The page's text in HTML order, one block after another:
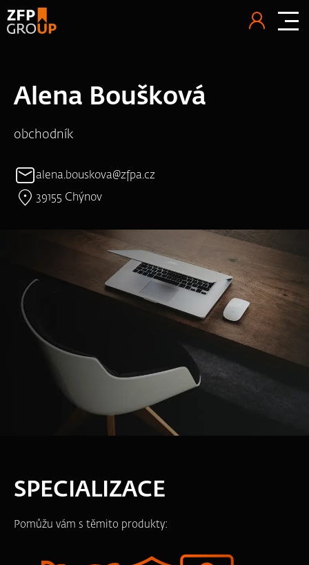
Alena Boušková
obchodník
alena.bouskova@zfpa.cz
39155 Chýnov
SPECIALIZACE
Pomůžu vám s těmito produkty: